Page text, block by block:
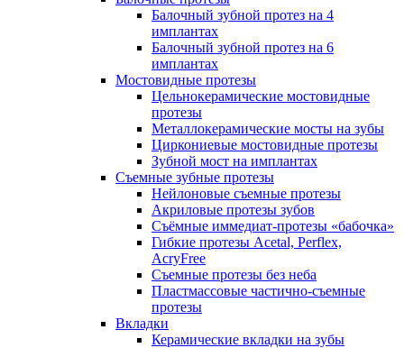
Балочный зубной протез на 4
имплантах
Балочный зубной протез на 6
имплантах
Мостовидные протезы
Цельнокерамические мостовидные
протезы
Металлокерамические мосты на зубы
Циркониевые мостовидные протезы
Зубной мост на имплантах
Съемные зубные протезы
Нейлоновые съемные протезы
Акриловые протезы зубов
Съёмные иммедиат‑протезы «бабочка»
Гибкие протезы Acetal, Perflex,
AcryFree
Съемные протезы без неба
Пластмассовые частично-съемные
протезы
Вкладки
Керамические вкладки на зубы